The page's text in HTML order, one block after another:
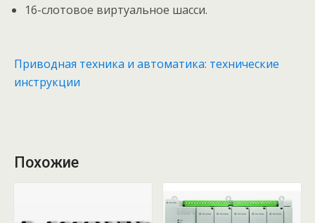
16-слотовое виртуальное шасси.
Приводная техника и автоматика: технические
инструкции
Похожие